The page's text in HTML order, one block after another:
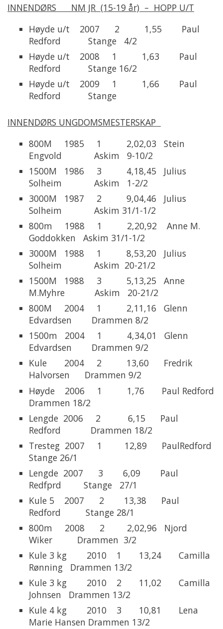
INNENDØRS NM JR (15-19 år) – HOPP U/T
Høyde u/t 2007 2 1,55 Paul
Redford Stange 4/2
Høyde u/t 2008 1 1,63 Paul
Redford Stange 16/2
Høyde u/t 2009 1 1,66 Paul
Redford Stange
INNENDØRS UNGDOMSMESTERSKAP
800M 1985 1 2,02,03 Stein
Engvold Askim 9-10/2
1500M 1986 3 4,18,45 Julius
Solheim Askim 1-2/2
3000M 1987 2 9,04,46 Julius
Solheim Askim 31/1-1/2
800m 1988 1 2,20,92 Anne M.
Goddokken Askim 31/1-1/2
3000M 1988 1 8,53,20 Julius
Solheim Askim 20-21/2
1500M 1988 3 5,13,25 Anne
M.Myhre Askim 20-21/2
800M 2004 1 2,11,16 Glenn
Edvardsen Drammen 8/2
1500m 2004 1 4,34,01 Glenn
Edvardsen Drammen 9/2
Kule 2004 2 13,60 Fredrik
Halvorsen Drammen 9/2
Høyde 2006 1 1,76 Paul Redford
Drammen 18/2
Lengde 2006 2 6,15 Paul
Redford Drammen 18/2
Tresteg 2007 1 12,89 PaulRedford
Stange 26/1
Lengde 2007 3 6,09 Paul
Redfprd Stange 27/1
Kule 5 2007 2 13,38 Paul
Redford Stange 28/1
800m 2008 2 2,02,96 Njord
Wiker Drammen 3/2
Kule 3 kg 2010 1 13,24 Camilla
Rønning Drammen 13/2
Kule 3 kg 2010 2 11,02 Camilla
Johnsen Drammen 13/2
Kule 4 kg 2010 3 10,81 Lena
Marie Hansen Drammen 13/2